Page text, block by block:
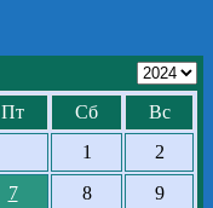
Пт Сб
Вс
1
2
7 8
9